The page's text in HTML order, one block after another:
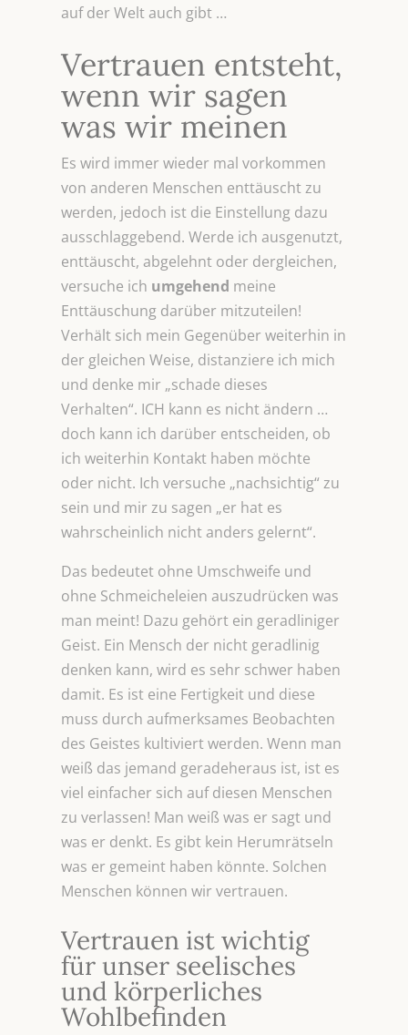
auf der Welt auch gibt …
Vertrauen entsteht,
wenn wir sagen
was wir meinen
Es wird immer wieder mal vorkommen
von anderen Menschen enttäuscht zu
werden, jedoch ist die Einstellung dazu
ausschlaggebend. Werde ich ausgenutzt,
enttäuscht, abgelehnt oder dergleichen,
versuche ich umgehend meine
Enttäuschung darüber mitzuteilen!
Verhält sich mein Gegenüber weiterhin in
der gleichen Weise, distanziere ich mich
und denke mir „schade dieses
Verhalten“. ICH kann es nicht ändern …
doch kann ich darüber entscheiden, ob
ich weiterhin Kontakt haben möchte
oder nicht. Ich versuche „nachsichtig“ zu
sein und mir zu sagen „er hat es
wahrscheinlich nicht anders gelernt“.
Das bedeutet ohne Umschweife und
ohne Schmeicheleien auszudrücken was
man meint! Dazu gehört ein geradliniger
Geist. Ein Mensch der nicht geradlinig
denken kann, wird es sehr schwer haben
damit. Es ist eine Fertigkeit und diese
muss durch aufmerksames Beobachten
des Geistes kultiviert werden. Wenn man
weiß das jemand geradeheraus ist, ist es
viel einfacher sich auf diesen Menschen
zu verlassen! Man weiß was er sagt und
was er denkt. Es gibt kein Herumrätseln
was er gemeint haben könnte. Solchen
Menschen können wir vertrauen.
Vertrauen ist wichtig
für unser seelisches
und körperliches
Wohlbefinden